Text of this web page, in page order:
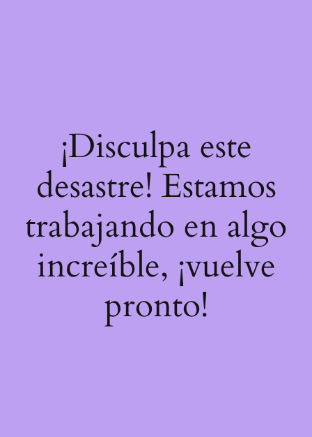
¡Disculpa este
desastre! Estamos
trabajando en algo
increíble, ¡vuelve
pronto!